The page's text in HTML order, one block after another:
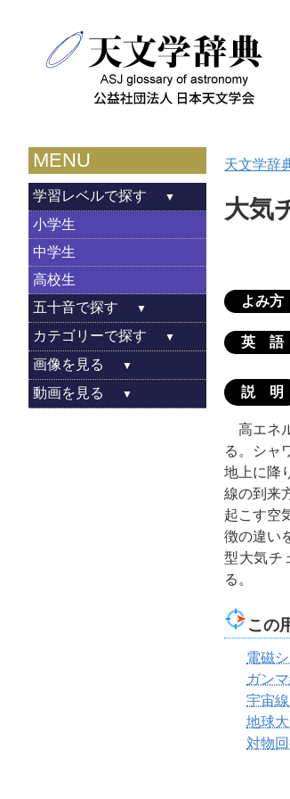
MENU
学習レベルで探す
小学生
中学生
高校生
五十音で探す
カテゴリーで探す
画像を見る
動画を見る
天文学辞
大気
よみ方
英 語
説 明
高エネ
る。シャ
地上に降
線の到来
起こす空
徴の違い
型大気チ
る。
この
電磁
ガン
宇宙線
地球
対物